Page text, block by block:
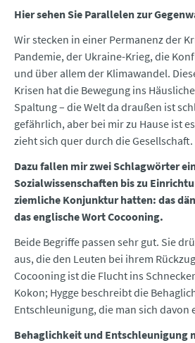
Hier sehen Sie Parallelen zur
Wir stecken in einer Permanenz der
Pandemie, der Ukraine-Krieg, die
und über allem der Klimawandel.
Krisen hat die Bewegung ins
Spaltung – die Welt da draußen ist
gefährlich, aber bei mir zu Hause ist
zieht sich quer durch die Gesellschaft.
Dazu fallen mir zwei Schlagwörter
Sozialwissenschaften bis zu
ziemliche Konjunktur hatten: das
das englische Wort Cocooning.
Beide Begriffe passen sehr gut. Sie
aus, die den Leuten bei ihrem
Cocooning ist die Flucht ins
Kokon; Hygge beschreibt die
Entschleunigung, die man sich davon
Behaglichkeit und Entschleunigung